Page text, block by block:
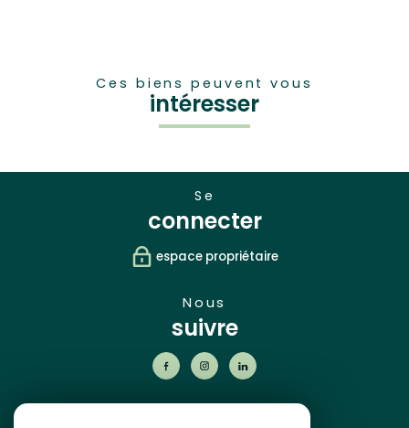
Ces biens peuvent vous
intéresser
se
connecter
espace propriétaire
nous
suivre